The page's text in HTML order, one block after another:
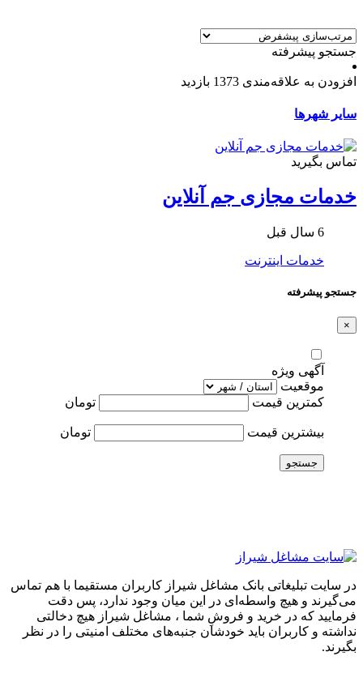
جستجو پیشرفته
افزودن به علاقه‌مندی 1373 بازدید
سایر شهرها
تماس بگیرید
خدمات مجازی جم آنلاین
6 سال قبل
خدمات اینترنت
جستجو پیشرفته
×
آگهی ویژه
موقعیت
کمترین قیمت
تومان
بیشترین قیمت تومان
جستجو
در سایت تبلیغاتی بانک مشاغل شیراز کاربران مستقیما با هم تماس
می‌گیرند و هیچ واسطه‌ای در این میان وجود ندارد، پس دقت
فرمایید که در خرید و فروشِ شما ، مشاغل شیراز هیچ دخالتی
نداشته و کاربران باید خودشان جنبه‌های مختلف امنیتی را در نظر
بگیرند.